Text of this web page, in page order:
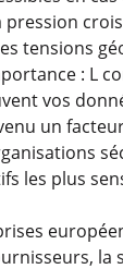
tensions
: L
vos
un
les plus
la